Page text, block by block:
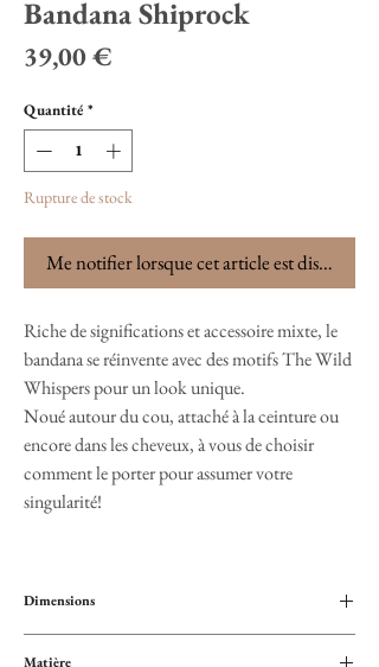
Bandana Shiprock
39,00 €Prix
Quantité *
Rupture de stock
Me notifier lorsque cet article est disponible
Riche de significations et accessoire mixte, le
bandana se réinvente avec des motifs The Wild
Whispers pour un look unique.
Noué autour du cou, attaché à la ceinture ou
encore dans les cheveux, à vous de choisir
comment le porter pour assumer votre
singularité!
Dimensions
Matière